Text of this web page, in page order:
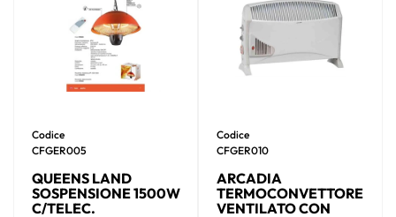
Codice
CFGER005
QUEENS LAND
SOSPENSIONE 1500W
C/TELEC.
Codice
CFGER010
ARCADIA
TERMOCONVETTORE
VENTILATO CON